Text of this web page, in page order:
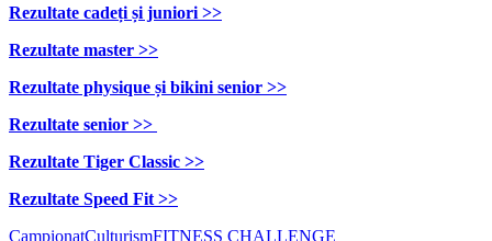
Rezultate cadeți și juniori >>
Rezultate master >>
Rezultate physique și bikini senior >>
Rezultate senior >>
Rezultate Tiger Classic >>
Rezultate Speed Fit >>
CampionatCulturismFITNESS CHALLENGE